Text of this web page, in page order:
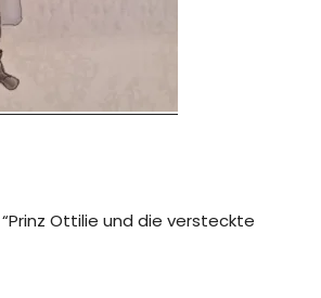
Prinz Ottilie und die versteckte